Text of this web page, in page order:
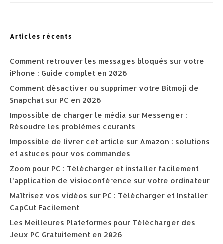
Articles récents
Comment retrouver les messages bloqués sur votre
iPhone : Guide complet en 2026
Comment désactiver ou supprimer votre Bitmoji de
Snapchat sur PC en 2026
Impossible de charger le média sur Messenger :
Résoudre les problèmes courants
Impossible de livrer cet article sur Amazon : solutions
et astuces pour vos commandes
Zoom pour PC : Télécharger et installer facilement
l’application de visioconférence sur votre ordinateur
Maîtrisez vos vidéos sur PC : Télécharger et Installer
CapCut Facilement
Les Meilleures Plateformes pour Télécharger des
Jeux PC Gratuitement en 2026